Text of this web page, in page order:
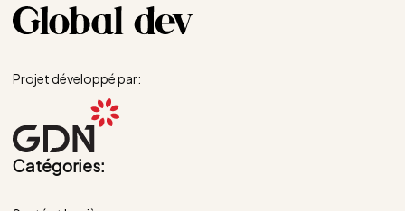
Projet développé par:
Catégories: